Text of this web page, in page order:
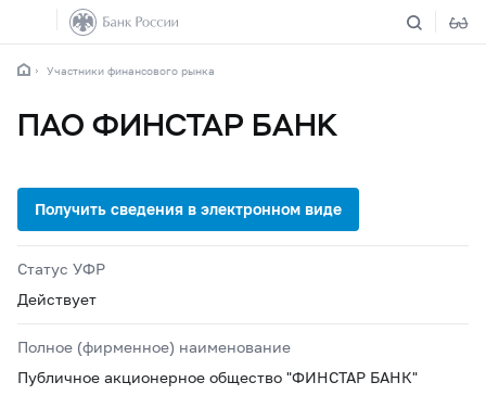
Участники финансового рынка
ПАО ФИНСТАР БАНК
Статус УФР
Действует
Полное (фирменное) наименование
Публичное акционерное общество "ФИНСТАР БАНК"